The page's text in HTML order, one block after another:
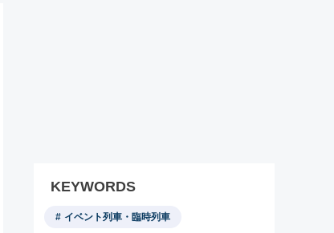
KEYWORDS
イベント列車・臨時列車